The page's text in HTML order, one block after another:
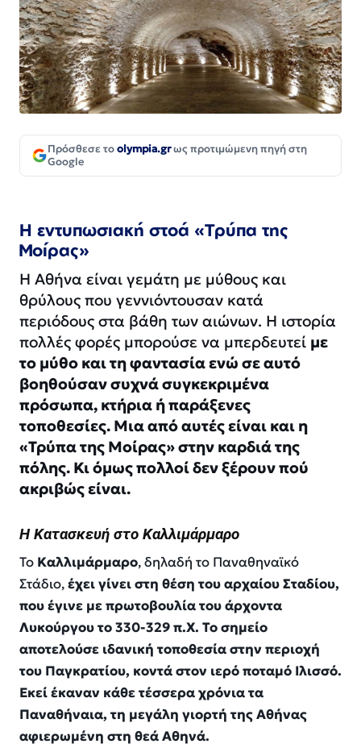
Πρόσθεσε τοolympia.grως προτιμώμενη πηγή στη
Google
Η εντυπωσιακή στοά «Τρύπα της
Μοίρας»
Η Αθήνα είναι γεμάτη με μύθους και
θρύλους που γεννιόντουσαν κατά
περιόδους στα βάθη των αιώνων. Η ιστορία
πολλές φορές μπορούσε να μπερδευτεί με
το μύθο και τη φαντασία ενώ σε αυτό
βοηθούσαν συχνά συγκεκριμένα
πρόσωπα, κτήρια ή παράξενες
τοποθεσίες. Μια από αυτές είναι και η
«Τρύπα της Μοίρας» στην καρδιά της
πόλης. Κι όμως πολλοί δεν ξέρουν πού
ακριβώς είναι.
Η Κατασκευή στο Καλλιμάρμαρο
Το Καλλιμάρμαρο, δηλαδή το Παναθηναϊκό
Στάδιο,έχει γίνει στη θέση του αρχαίου Σταδίου,
που έγινε με πρωτοβουλία του άρχοντα
Λυκούργου το 330-329 π.Χ. Το σημείο
αποτελούσε ιδανική τοποθεσία στην περιοχή
του Παγκρατίου, κοντά στον ιερό ποταμό Ιλισσό.
Εκεί έκαναν κάθε τέσσερα χρόνια τα
Παναθήναια, τη μεγάλη γιορτή της Αθήνας
αφιερωμένη στη θεά Αθηνά.